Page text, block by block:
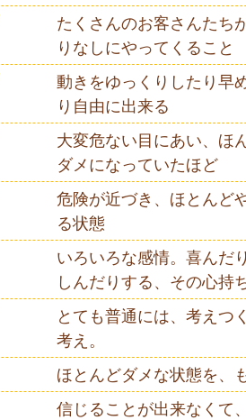
たくさんのお客さんたち
りなしにやってくること
動きをゆっくりしたり早
り自由に出来る
大変危ない目にあい、ほ
ダメになっていたほど
危険が近づき、ほとんど
る状態
いろいろな感情。喜んだ
しんだりする、その心持
とても普通には、考えつ
考え。
ほとんどダメな状態を、
信じることが出来なくて